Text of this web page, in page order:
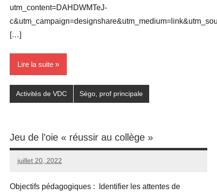
utm_content=DAHDWMTeJ-
[…]
Lire la suite
Activités de VDC Ségo, prof principale
Jeu de l’oie « réussir au collège »
juillet 20, 2022
Seg0_La_Vraie
Aucun
Objectifs pédagogiques : Identifier les attentes de